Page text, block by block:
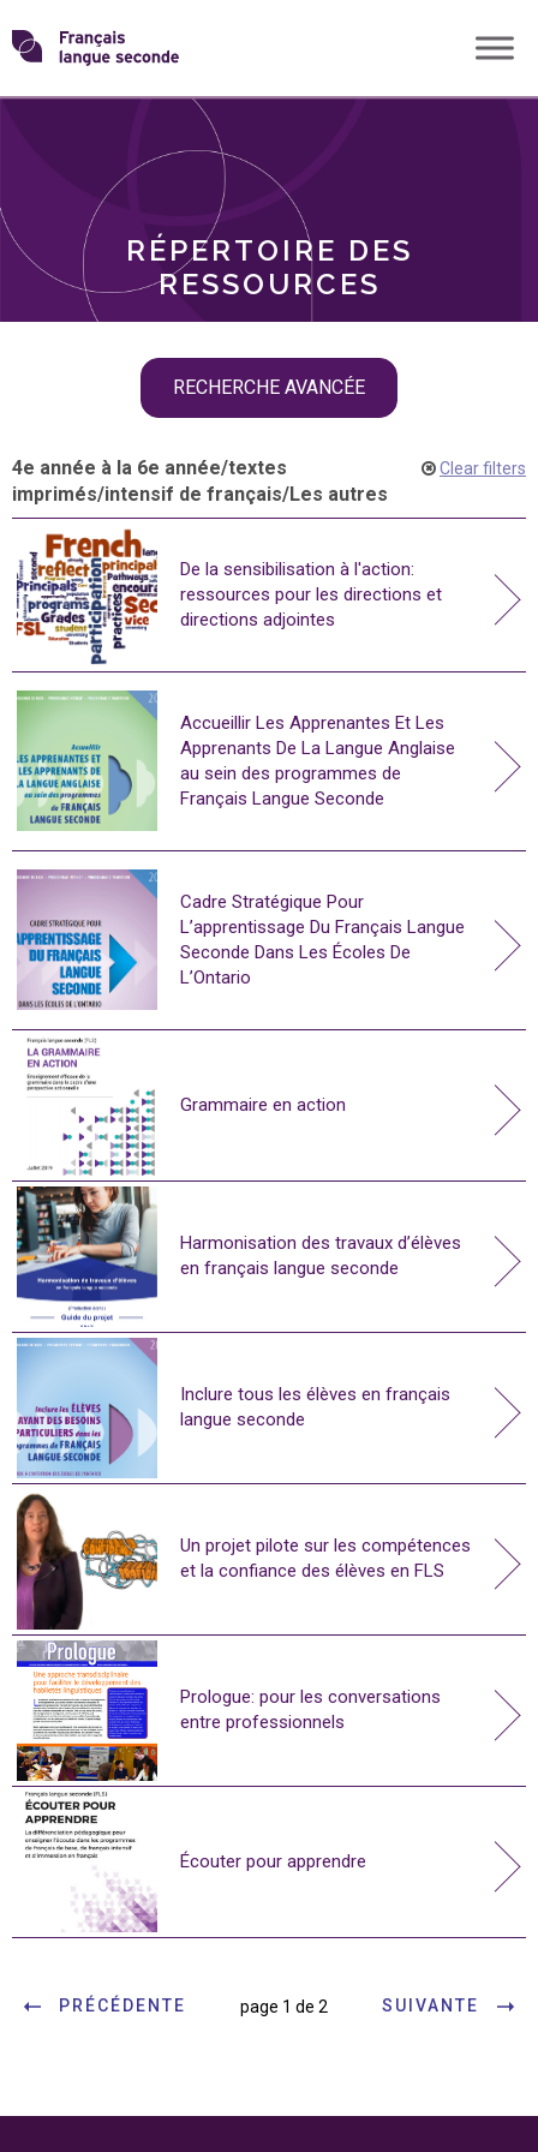
Skip
toTransformons
langue
RÉPERTOIRE DES
RESSOURCES
RECHERCHE AVANCÉE
THÈMES
4e année à la 6e année/textes
imprimés/intensif de français/Les autres
Clear filters
De la sensibilisation à l'action:
ressources pour les directions et
directions adjointes
Accueillir Les Apprenantes Et Les
Apprenants De La Langue Anglaise
au sein des programmes de
Français Langue Seconde
Cadre Stratégique Pour
L’apprentissage Du Français Langue
Seconde Dans Les Écoles De
L’Ontario
Grammaire en action
Harmonisation des travaux d’élèves
en français langue seconde
Inclure tous les élèves en français
langue seconde
Un projet pilote sur les compétences
et la confiance des élèves en FLS
Prologue: pour les conversations
entre professionnels
Écouter pour apprendre
PRÉCÉDENTE page 1 de 2 SUIVANTE